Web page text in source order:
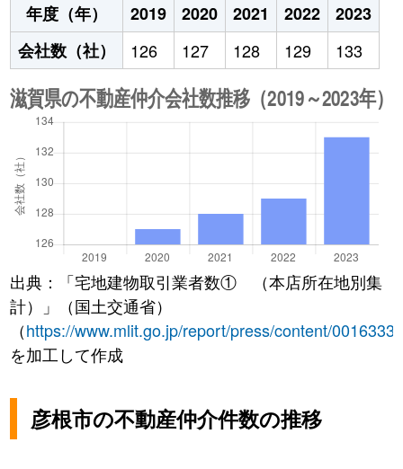
年度（年）
2019 2020 2021 2022
2023
会社数（社）
126 127 128 129 133
出典：「宅地建物取引業者数① （本店所在地別集
計）」（国土交通省）
（https://www.mlit.go.jp/report/press/content/
を加工して作成
彦根市の不動産仲介件数の推移